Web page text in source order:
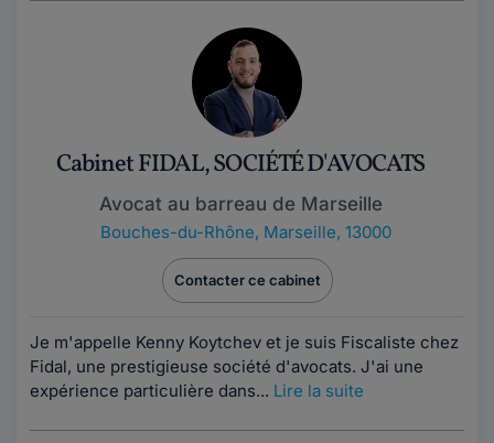
Cabinet FIDAL, SOCIÉTÉ D'AVOCATS
Avocat au barreau de Marseille
Bouches-du-Rhône, Marseille, 13000
Contacter ce cabinet
Je m'appelle Kenny Koytchev et je suis Fiscaliste chez
Fidal, une prestigieuse société d'avocats. J'ai une
expérience particulière dans... Lire la suite